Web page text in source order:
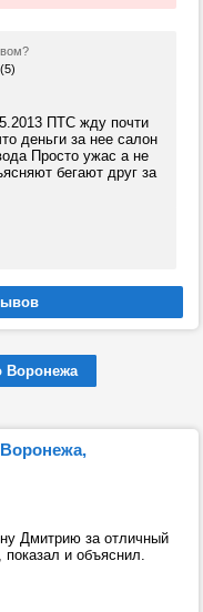
(5)
ПТС жду почти
деньги за нее салон
Просто ужас а не
бегают друг за
Воронежа
Дмитрию за отличный
показал и объяснил.